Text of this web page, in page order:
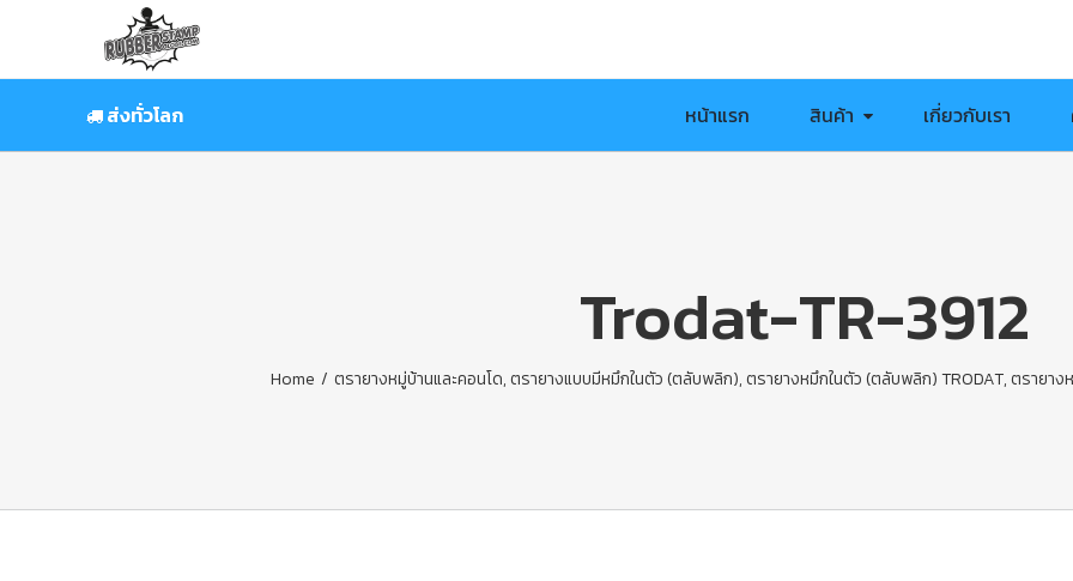
content
ส่งทั่วโลก
หน้าแรก สินค้า เกี่ยวกับเรา
Trodat-TR-3912
Home / ตรายางหมู่บ้านและคอนโด,ตรายางแบบมีหมึกในตัว (ตลับพลิก),ตรายางหมึกในตัว (ตลับพลิก) TRODAT,ตรายาง